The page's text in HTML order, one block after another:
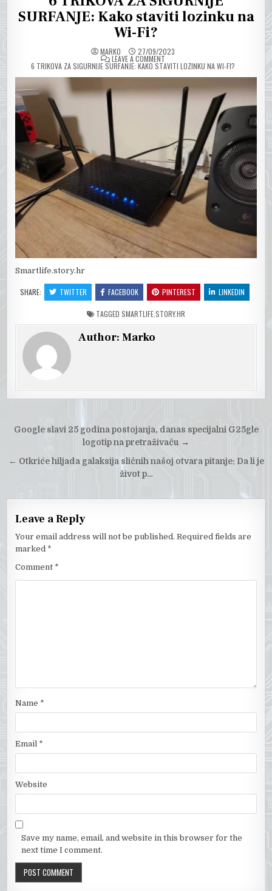
SURFANJE: Kako staviti lozinku na
Wi-Fi?
MARKO 27/09/2023
LEAVE A COMMENTON
6 TRIKOVA ZA SIGURNIJE SURFANJE: KAKO STAVITI LOZINKU NA WI-FI?
Smartlife.story.hr
SHARE: TWITTER FACEBOOK PINTEREST LINKEDIN
TAGGED SMARTLIFE.STORY.HR
Author:Marko
Post
navigation
Google slavi 25 godina postojanja, danas specijalni G25gle
logotip na pretraživaču →
← Otkriće hiljada galaksija sličnih našoj otvara pitanje: Da li je
život p…
Leave a Reply
Your email address will not be published. Required fields are
marked *
Comment *
Name *
Email *
Website
Save my name, email, and website in this browser for the
next time I comment.